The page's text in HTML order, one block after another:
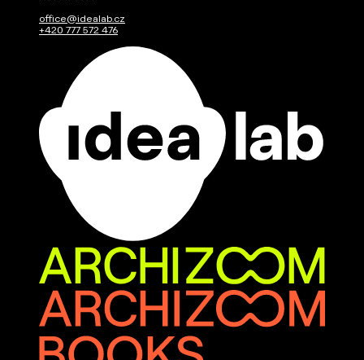
office@idealab.cz
+420 777 572 476